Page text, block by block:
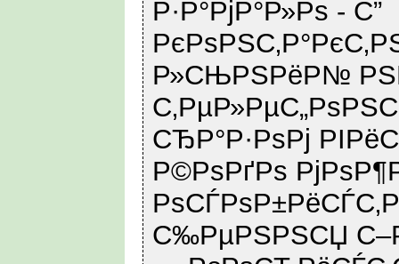
Р·Р°РјР°Р»Рѕ - С”
Р»СЊРЅРёР№
СЂР°Р·РѕРј
Р©РѕРґРѕ
С‰РµРЅРЅСЏ